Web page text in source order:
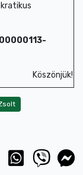
Köszönjük!